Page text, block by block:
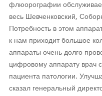
флюорографии
весь Шевченковский,
Потребность в этом
к нам приходит большое
аппараты очень долго
цифровому аппарату врач
пациента патологии.
сказал генеральный